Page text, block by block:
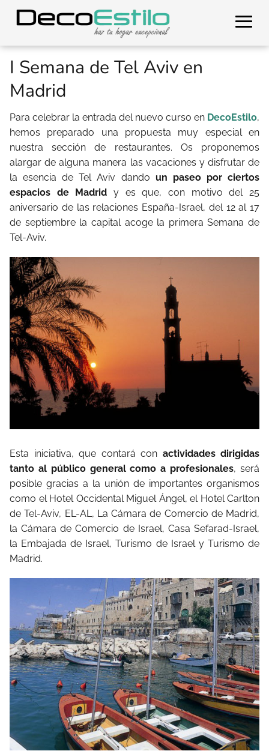
I Semana de Tel Aviv en
Madrid
Para celebrar la entrada del nuevo curso en DecoEstilo,
hemos preparado una propuesta muy especial en
nuestra sección de restaurantes. Os proponemos
alargar de alguna manera las vacaciones y disfrutar de
la esencia de Tel Aviv dando un paseo por ciertos
espacios de Madrid y es que, con motivo del 25
aniversario de las relaciones España-Israel, del 12 al 17
de septiembre la capital acoge la primera Semana de
Tel-Aviv.
Esta iniciativa, que contará con actividades dirigidas
tanto al público general como a profesionales, será
posible gracias a la unión de importantes organismos
como el Hotel Occidental Miguel Ángel, el Hotel Carlton
de Tel-Aviv, EL-AL, La Cámara de Comercio de Madrid,
la Cámara de Comercio de Israel, Casa Sefarad-Israel,
la Embajada de Israel, Turismo de Israel y Turismo de
Madrid.